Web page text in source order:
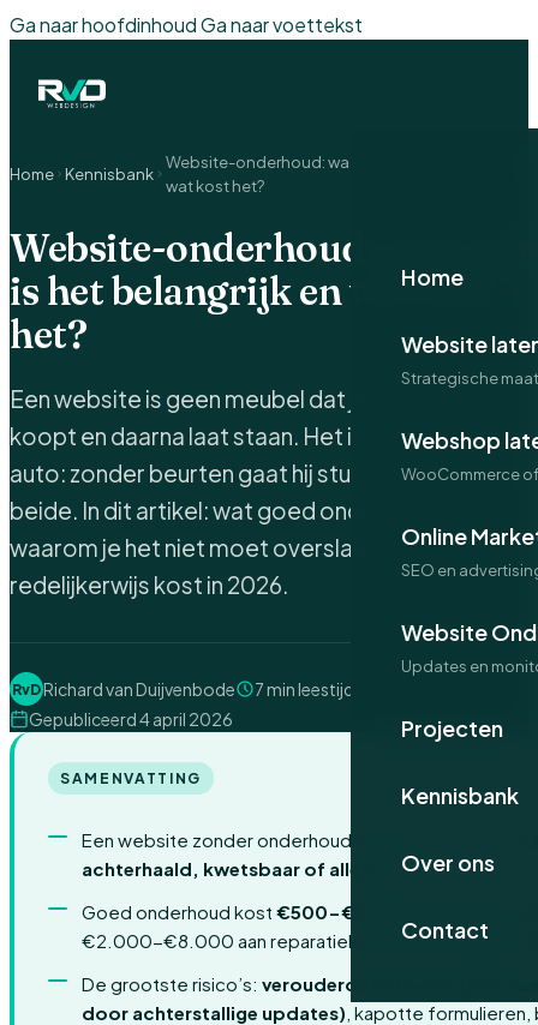
Ga naar hoofdinhoudGa naar voettekst
Home
Website
Strategische
Webshop
WooCommerce
Online
SEO en
Website
Updates en
Projecten
Kennisbank
Over ons
Contact
Home Kennisbank
Website-onderhoud: waarom is het belangrijk en
wat kost het?
Website-onderhoud: waarom
is het belangrijk en wat kost
het?
Een website is geen meubel dat je eenmalig
koopt en daarna laat staan. Het is meer als een
auto: zonder beurten gaat hij stuk, langzamer, of
beide. In dit artikel: wat goed onderhoud is,
waarom je het niet moet overslaan en wat het
redelijkerwijs kost in 2026.
RvDRichard van Duijvenbode
7 min leestijd
Gepubliceerd 4 april 2026
SAMENVATTING
Een website zonder onderhoud is binnen 12-18
achterhaald, kwetsbaar of allebei
Goed onderhoud kost €500-€2.000 per jaar
€2.000-€8.000 aan reparatiekosten of
De grootste risico’s: verouderde software (51%
door achterstallige updates) , kapotte